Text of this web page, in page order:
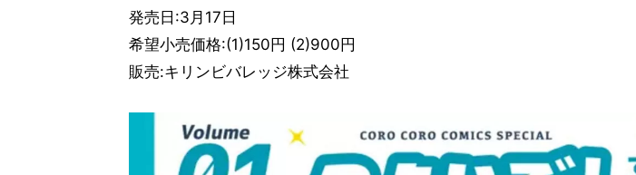
発売日:3月17日
希望小売価格:(1)150円 (2)900円
販売:キリンビバレッジ株式会社